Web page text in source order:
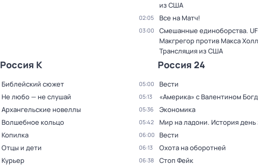
из США
02:05 Все на Матч!
03:00
Смешанные единоборства.
Макгрегор против Макса
Трансляция из США
Россия К
Библейский сюжет
Не любо — не слушай
Архангельские новеллы
Волшебное кольцо
Копилка
Отцы и дети
Курьер
Россия 24
05:00 Вести
05:13 «Америка» с Валентином
05:36 Экономика
05:42 Мир на ладони. История день
06:00 Вести
06:13 Охота на оборотней
06:38 Стоп Фейк